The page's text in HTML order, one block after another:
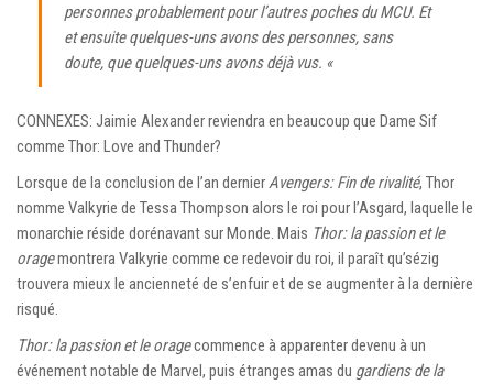
personnes probablement pour l’autres poches du MCU. Et
et ensuite quelques-uns avons des personnes, sans
doute, que quelques-uns avons déjà vus. «
CONNEXES: Jaimie Alexander reviendra en beaucoup que Dame Sif
comme Thor: Love and Thunder?
Lorsque de la conclusion de l’an dernierAvengers: Fin de rivalité, Thor
nomme Valkyrie de Tessa Thompson alors le roi pour l’Asgard, laquelle le
monarchie réside dorénavant sur Monde. Mais Thor: la passion et le
oragemontrera Valkyrie comme ce redevoir du roi, il paraît qu’sézig
trouvera mieux le ancienneté de s’enfuir et de se augmenter à la dernière
risqué.
Thor: la passion et le oragecommence à apparenter devenu à un
événement notable de Marvel, puis étranges amas du gardiens de la